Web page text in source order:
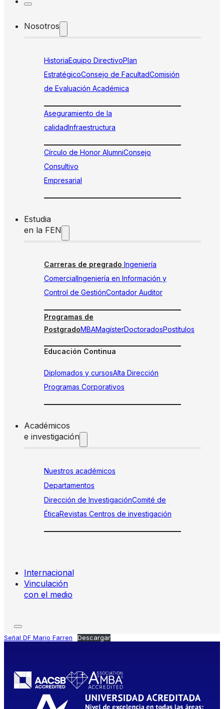
Nosotros
HistoriaEquipo DirectivoPlan
EstratégicoConsejo de FacultadComisión
de Evaluación Académica
Aseguramiento de la
calidadInfraestructura
Círculo de Honor AlumniConsejo
Consultivo
Empresarial
Estudia
en la FEN
Carreras de pregrado Ingeniería
ComercialIngeniería en Información y
Control de GestiónContador Auditor
Programas de
PostgradoMBAMagísterDoctoradosPostítulos
Educación Continua
Diplomados y cursosAlta Dirección
Programas Corporativos
Académicos
e investigación
Nuestros académicos
Departamentos
Dirección de InvestigaciónComité de
ÉticaRevistas Centros de investigación
Internacional
Vinculación
con el medio
Señal DF Mario Farren Descargar